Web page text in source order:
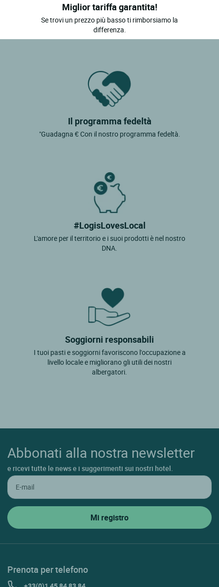
Miglior tariffa garantita!
Se trovi un prezzo più basso ti rimborsiamo la
differenza.
Il programma fedeltà
"Guadagna € Con il nostro programma fedeltà.
#LogisLovesLocal
L'amore per il territorio e i suoi prodotti è nel nostro
DNA.
Soggiorni responsabili
I tuoi pasti e soggiorni favoriscono l'occupazione a
livello locale e migliorano gli utili dei nostri
albergatori.
Abbonati alla nostra newsletter
e ricevi tutte le news e i suggerimenti sui nostri hotel.
Prenota per telefono